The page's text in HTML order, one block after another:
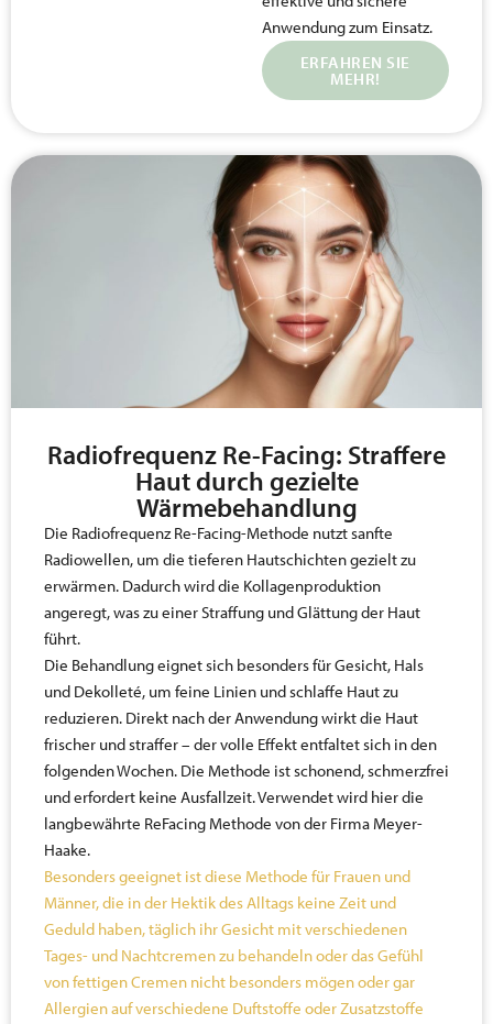
Anwendung zum Einsatz.
ERFAHREN SIE
MEHR!
Radiofrequenz Re-Facing: Straffere
Haut durch gezielte
Wärmebehandlung
Die Radiofrequenz Re-Facing-Methode nutzt sanfte
Radiowellen, um die tieferen Hautschichten gezielt zu
erwärmen. Dadurch wird die Kollagenproduktion
angeregt, was zu einer Straffung und Glättung der Haut
führt.
Die Behandlung eignet sich besonders für Gesicht, Hals
und Dekolleté, um feine Linien und schlaffe Haut zu
reduzieren. Direkt nach der Anwendung wirkt die Haut
frischer und straffer – der volle Effekt entfaltet sich in den
folgenden Wochen. Die Methode ist schonend, schmerzfrei
und erfordert keine Ausfallzeit. Verwendet wird hier die
langbewährte ReFacing Methode von der Firma Meyer-
Haake.
Besonders geeignet ist diese Methode für Frauen und
Männer, die in der Hektik des Alltags keine Zeit und
Geduld haben, täglich ihr Gesicht mit verschiedenen
Tages- und Nachtcremen zu behandeln oder das Gefühl
von fettigen Cremen nicht besonders mögen oder gar
Allergien auf verschiedene Duftstoffe oder Zusatzstoffe